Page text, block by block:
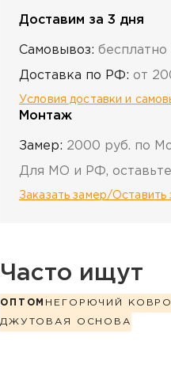
Доставим за 3 дня
Самовывоз: бесплатно
Доставка по РФ: от
Условия доставки и
Монтаж
Замер: 2000 руб. по
Для МО и РФ,
Заказать замер/Оставить
Часто ищут
ОПТОМ НЕГОРЮЧИЙ
ДЖУТОВАЯ ОСНОВА